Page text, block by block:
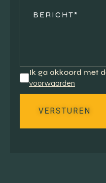
Ik ga akkoord met
voorwaarden
VERSTUREN